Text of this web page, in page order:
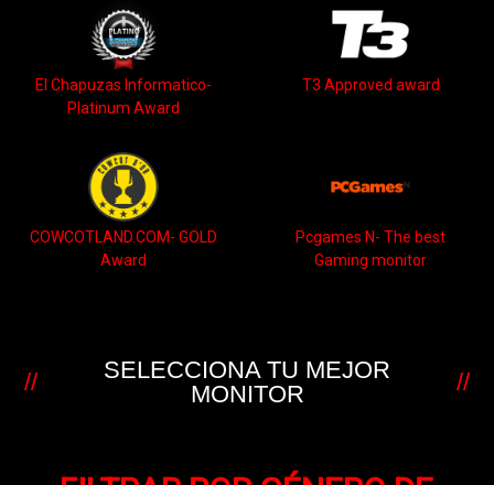
El Chapuzas Informatico-
Platinum Award
T3 Approved award
COWCOTLAND.COM- GOLD
Award
Pcgames N- The best
Gaming monitor
SELECCIONA TU MEJOR
MONITOR